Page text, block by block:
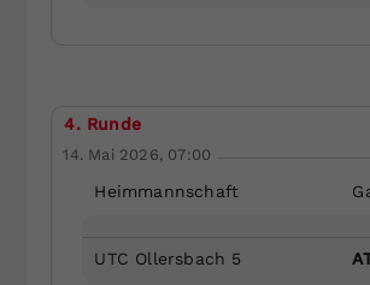
4. Runde
14. Mai 2026, 07:00
Heimmannschaft
UTC Ollersbach 5